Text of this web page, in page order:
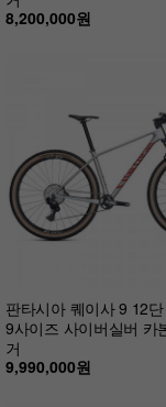
8,200,000원
판타시아 퀘이사 9 12
9사이즈 사이버실버 카
거
9,990,000원